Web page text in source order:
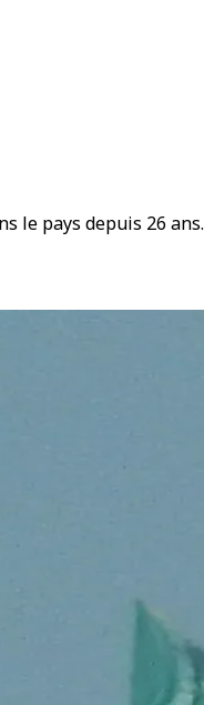
le pays depuis 26 ans.